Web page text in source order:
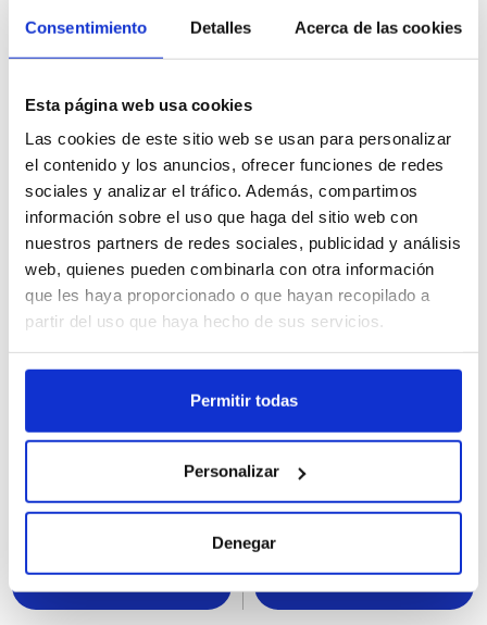
Consentimiento Detalles Acerca de las cookies
Esta página web usa cookies
Las cookies de este sitio web se usan para personalizar
el contenido y los anuncios, ofrecer funciones de redes
sociales y analizar el tráfico. Además, compartimos
información sobre el uso que haga del sitio web con
nuestros partners de redes sociales, publicidad y análisis
web, quienes pueden combinarla con otra información
que les haya proporcionado o que hayan recopilado a
partir del uso que haya hecho de sus servicios.
Permitir todas
Personalizar
Denegar
Magnum Double Gold